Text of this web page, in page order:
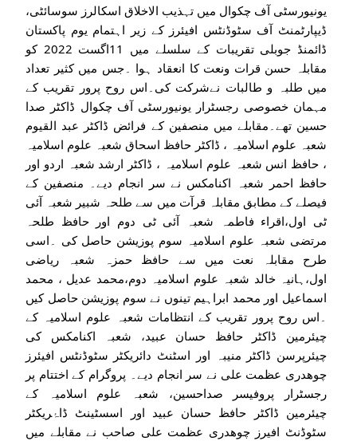
یونیورسٹی آف چکوال میں تہذیب الاخلاق اسکالرز سوسائٹی،
ڈیپارٹمنٹ آف سٹوڈنٹس افیئرز کے زیر اہتمام یوم پاکستان
ڈائمنڈ جوبلی تقریبات کے سلسلے میں 11اگست 2022 کو
مقابلہ حسن قرات ونعت کا انعقاد ہوا ۔جس میں کثیر تعداد
میں طلبہ و طالبات نےشرکت کی۔اس روح پرور تقریب کے
مہمان خصوصی رجسٹرار یونیورسٹی آف چکوال ڈاکٹر صدا
حسین تھے۔مقابلے میں منصفین کے فرائض ڈاکٹر عبد القیوم
شعبہ علوم اسلامیہ ، ڈاکٹر حافظ اسحاق شعبہ علوم اسلامیہ
، حافظ انس شعبہ علوم اسلامیہ ، ڈاکٹر ارشد شعبہ اردو اور
حافظ احمر شعبہ اکنامکس نے سر انجام دیے۔ منصفین کے
فیصلے کے مطابق مقابلہ قرآت میں سے طلحہ شبیر شعبہ آئی
ٹی اول،اقراء فاطمہ شعبہ آئی ٹی دوم اور حافظ طلحہ
مرتضی شعبہ علوم اسلامیہ سوم پوزیشن حاصل کی ۔اسی
طرح مقابلہ نعت میں سے حافظ حمزہ شعبہ ریاضی
اول،ہانیہ خالد شعبہ علوم اسلامیہ دوم،محمد عدیل ، محمد
اسماعیل اور محمد ابراہیم تینوں نے سوم پوزیشن حاصل کیں
۔اس روح پرور تقریب کے انتظامات شعبہ علوم اسلامیہ کے
چیئرمین ڈاکٹر حافظ حسان عبید، شعبہ اکنامکس کی
چیئرپرسن ڈاکٹر منیبہ اور اسٹنٹ دائریکٹر سٹوڈنٹس افیئرز
چوھدری عظمت علی نے سر انجام دیے۔ پروگرام کے اختتام پر
رجسٹرار پروفیسر صداحسین، شعبہ علوم اسلامیہ کے
چیئرمین ڈاکٹر حافظ حسان عبید اور اسسٹینٹ ڈاۂریکٹر
سٹوڈنٹ افیرز چوھدری عظمت علی صاحب نے مقابلے میں